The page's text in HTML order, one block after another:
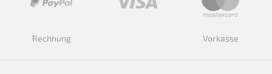
Rechnung Vorkasse